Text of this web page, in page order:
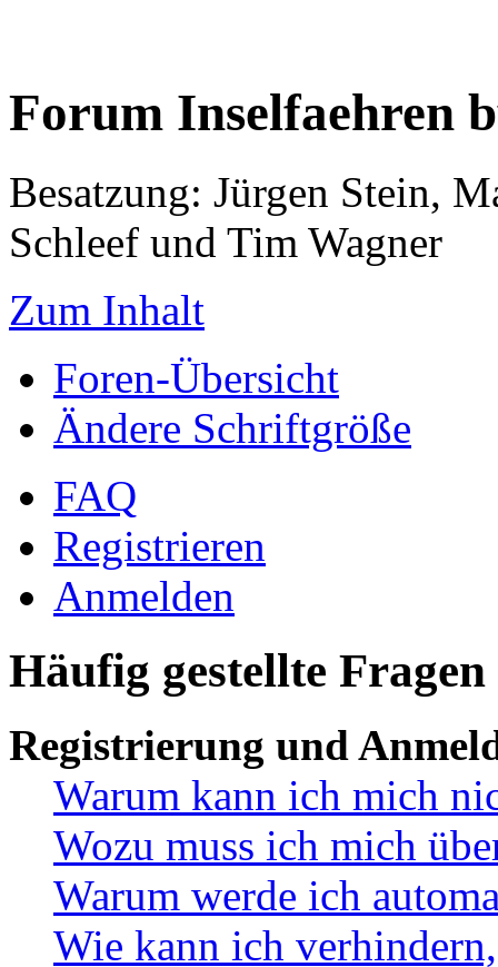
Forum Inselfaehren
Besatzung: Jürgen Stein,
Schleef und Tim Wagner
Zum Inhalt
Foren-Übersicht
Ändere Schriftgröße
FAQ
Registrieren
Anmelden
Häufig gestellte Fragen
Registrierung und
Warum kann ich mich
Wozu muss ich mich
Warum werde ich
Wie kann ich